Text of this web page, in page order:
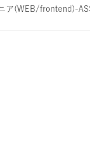
ア(WEB/frontend)-